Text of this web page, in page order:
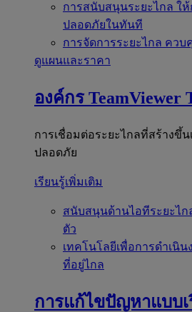
การสนับสนุนระยะไกล ใ
ปลอดภัยในทันที
การจัดการระยะไกล ควบ
ดูแผนและราคา
องค์กร TeamViewer
การเชื่อมต่อระยะไกลที่สร้างขึ้
ปลอดภัย
เรียนรู้เพิ่มเติม
สนับสนุนด้านไอทีระยะไก
ตัว
เทคโนโลยีเพื่อการดำเนิน
ที่อยู่ไกล
การแก้ไขปัญหาแบบ